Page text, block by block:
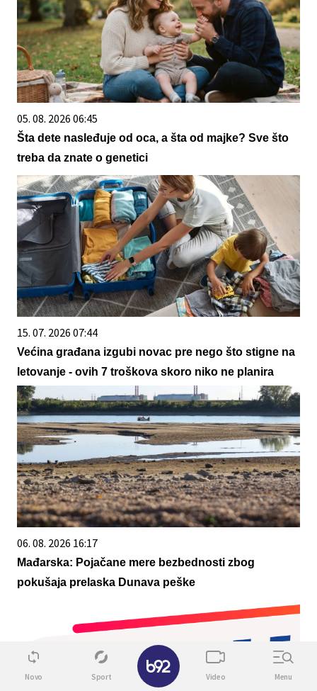
05. 08. 2026 06:45
Šta dete nasleđuje od oca, a šta od majke? Sve što
treba da znate o genetici
15. 07. 2026 07:44
Većina građana izgubi novac pre nego što stigne na
letovanje - ovih 7 troškova skoro niko ne planira
06. 08. 2026 16:17
Mađarska: Pojačane mere bezbednosti zbog
pokušaja prelaska Dunava peške
Novo Sport Video Menu
✕